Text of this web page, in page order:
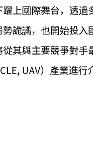
上國際舞台，透過
詭譎，也開始投入
其與主要競爭對手
UAV）產業進行